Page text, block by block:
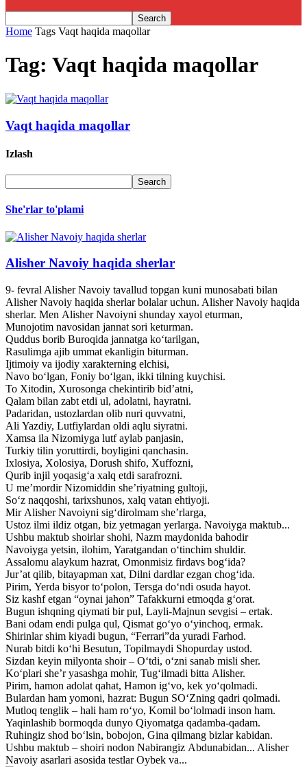
Home Tags Vaqt haqida maqollar
Tag: Vaqt haqida maqollar
Vaqt haqida maqollar
Izlash
She'rlar to'plami
Alisher Navoiy haqida sherlar
9- fevral Alisher Navoiy tavallud topgan kuni munosabati bilan
Alisher Navoiy haqida sherlar bolalar uchun. Alisher Navoiy haqida
sherlar. Men Alisher Navoiyni shunday xayol eturman,
Munojotim navosidan jannat sori keturman.
Quddus borib Buroqida jannatga ko‘tarilgan,
Rasulimga ajib ummat ekanligin biturman.
Ijtimoiy va ijodiy xarakterning elchisi,
Navo bo‘lgan, Foniy bo‘lgan, ikki tilning kuychisi.
To Xitodin, Xurosonga chekintirib bid’atni,
Qalam bilan zabt etdi ul, adolatni, hayratni.
Padaridan, ustozlardan olib nuri quvvatni,
Ali Yazdiy, Lutfiylardan oldi aqlu siyratni.
Xamsa ila Nizomiyga lutf aylab panjasin,
Turkiy tilin yoruttirdi, boyligini qanchasin.
Ixlosiya, Xolosiya, Dorush shifo, Xuffozni,
Qurib injil yoqasig‘a xalq etdi sarafrozni.
U me’mordir Nizomiddin she’riyatning gultoji,
So‘z naqqoshi, tarixshunos, xalq vatan ehtiyoji.
Mir Alisher Navoiyni sig‘dirolmam she’rlarga,
Ustoz ilmi ildiz otgan, biz yetmagan yerlarga. Navoiyga maktub...
Ushbu maktub shoirlar shohi, Nazm maydonida bahodir
Navoiyga yetsin, ilohim, Yaratgandan o‘tinchim shuldir.
Assalomu alaykum hazrat, Omonmisiz firdavs bog‘ida?
Jur’at qilib, bitayapman xat, Dilni dardlar ezgan chog‘ida.
Pirim, Yerda bisyor to‘polon, Tersga do‘ndi osuda hayot.
Siz kashf etgan “oynai jahon” Tafakkurni etmoqda g‘orat.
Bugun ishqning qiymati bir pul, Layli-Majnun sevgisi – ertak.
Bani odam endi pulga qul, Qismat go‘yo o‘yinchoq, ermak.
Shirinlar shim kiyadi bugun, “Ferrari”da yuradi Farhod.
Nurab bitdi ko‘hi Besutun, Topilmaydi Shopurday ustod.
Sizdan keyin milyonta shoir – O‘tdi, o‘zni sanab misli sher.
Ko‘plari she’r yasashga mohir, Tug‘ilmadi bitta Alisher.
Pirim, hamon adolat qahat, Hamon ig‘vo, kek yo‘qolmadi.
Bulardan ham yomoni, hazrat: Bugun SO‘Zning qadri qolmadi.
Mutloq tenglik – hali ham ro‘yo, Komil bo‘lolmadi inson ham.
Yaqinlashib bormoqda dunyo Qiyomatga qadamba-qadam.
Ruhingiz shod bo‘lsin, bobojon, Gina qilmang bizlar kabidan.
Ushbu maktub – shoiri nodon Nabirangiz Abdunabidan... Alisher
Navoiy asarlari asosida testlar Oybek va...